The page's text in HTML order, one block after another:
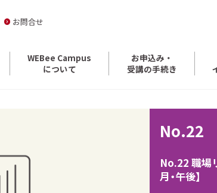
WEBee Campus
について
お申込み・
受講の手続き
お問合せ
No.22
No.22 職場
月・午後】